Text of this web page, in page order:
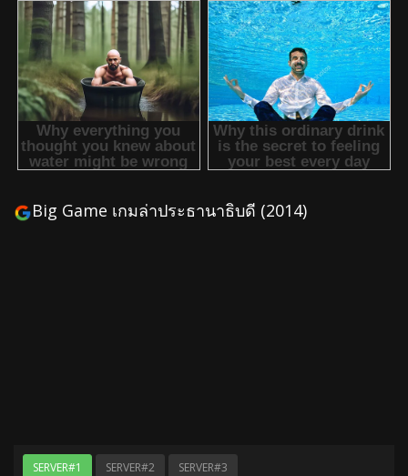
Big Game เกมล่าประธานาธิบดี (2014)
SERVER#1 SERVER#2 SERVER#3